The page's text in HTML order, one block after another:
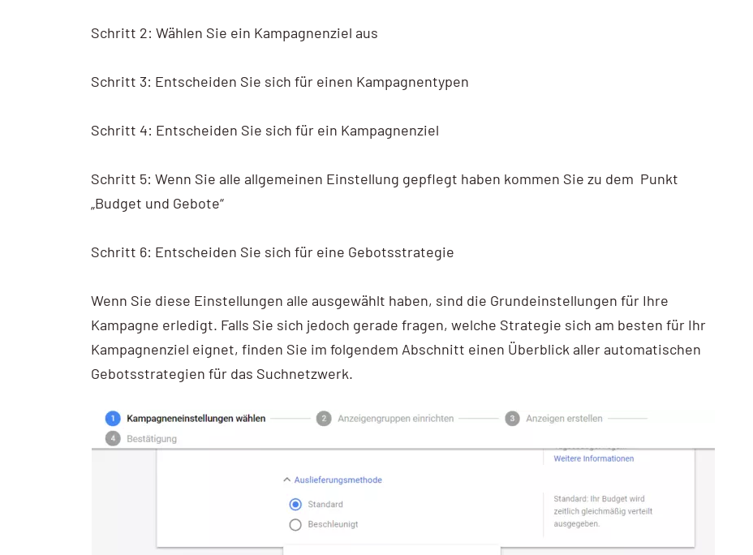
Schritt 2: Wählen Sie ein Kampagnenziel aus
Schritt 3: Entscheiden Sie sich für einen Kampagnentypen
Schritt 4: Entscheiden Sie sich für ein Kampagnenziel
Schritt 5: Wenn Sie alle allgemeinen Einstellung gepflegt haben kommen Sie zu dem Punkt
„Budget und Gebote“
Schritt 6: Entscheiden Sie sich für eine Gebotsstrategie
Wenn Sie diese Einstellungen alle ausgewählt haben, sind die Grundeinstellungen für Ihre
Kampagne erledigt. Falls Sie sich jedoch gerade fragen, welche Strategie sich am besten für Ihr
Kampagnenziel eignet, finden Sie im folgendem Abschnitt einen Überblick aller automatischen
Gebotsstrategien für das Suchnetzwerk.